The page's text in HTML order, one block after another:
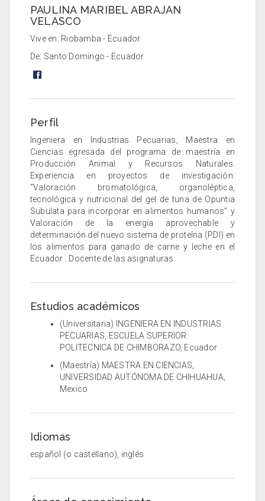
PAULINA MARIBEL ABRAJAN
VELASCO
Vive en: Riobamba - Ecuador
De: Santo Domingo - Ecuador
Perfil
Ingeniera en Industrias Pecuarias, Maestra en
Ciencias egresada del programa de maestría en
Producción Animal y Recursos Naturales.
Experiencia en proyectos de investigación:
“Valoración bromatológica, organoléptica,
tecnológica y nutricional del gel de tuna de Opuntia
Subulata para incorporar en alimentos humanos” y
Valoración de la energía aprovechable y
determinación del nuevo sistema de proteína (PDI) en
los alimentos para ganado de carne y leche en el
Ecuador . Docente de las asignaturas:
Estudios académicos
(Universitaria) INGENIERA EN INDUSTRIAS
PECUARIAS, ESCUELA SUPERIOR
POLITECNICA DE CHIMBORAZO, Ecuador
(Maestría) MAESTRA EN CIENCIAS,
UNIVERSIDAD AUTÓNOMA DE CHIHUAHUA,
Mexico
Idiomas
español (o castellano), inglés